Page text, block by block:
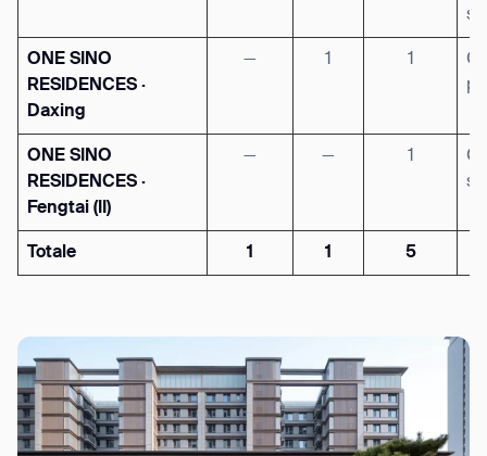
ONE SINO
RESIDENCES ·
Daxing
— 1 1
ONE SINO
RESIDENCES ·
Fengtai (II)
— — 1
Totale 1 1 5